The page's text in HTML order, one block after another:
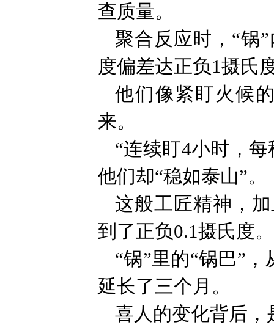
查质量。
聚合反应时，“锅
度偏差达正负1摄氏
他们像紧盯火候
来。
“连续盯4小时，
他们却“稳如泰山”。
这般工匠精神，
到了正负0.1摄氏度。
“锅”里的“锅巴”
延长了三个月。
喜人的变化背后，